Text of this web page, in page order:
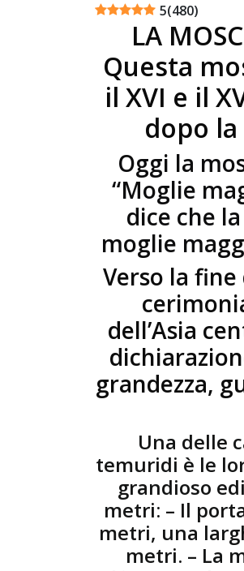
5(480)
LA
Questa
il XVI e il
dopo
Oggi la
“Moglie
dice che
moglie
Verso la
dell’Asia
grandezza,
Una delle
temuridi è le
grandioso
metri: – Il
metri, una
metri. – La